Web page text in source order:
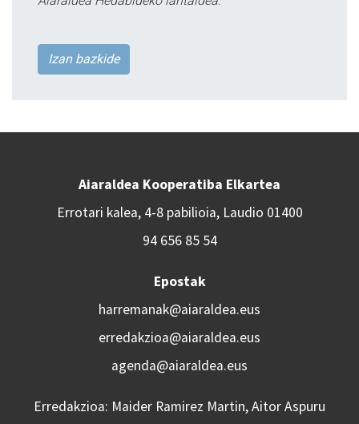
Izan bazkide
Aiaraldea Kooperatiba Elkartea
Errotari kalea, 4-8 pabilioia, Laudio 01400
94 656 85 54
Epostak
harremanak@aiaraldea.eus
erredakzioa@aiaraldea.eus
agenda@aiaraldea.eus
Erredakzioa: Maider Ramirez Martin, Aitor Aspuru